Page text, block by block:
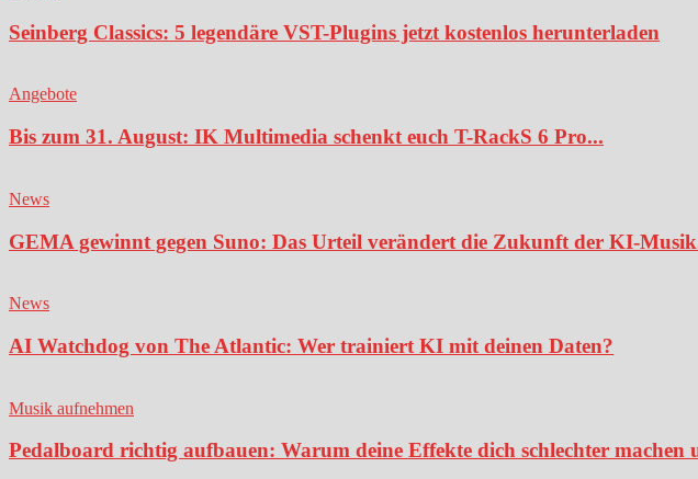
Seinberg Classics: 5 legendäre VST-Plugins jetzt kostenlos herunterladen
Angebote
Bis zum 31. August: IK Multimedia schenkt euch T-RackS 6 Pro...
News
GEMA gewinnt gegen Suno: Das Urteil verändert die Zukunft der KI-
News
AI Watchdog von The Atlantic: Wer trainiert KI mit deinen Daten?
Musik aufnehmen
Pedalboard richtig aufbauen: Warum deine Effekte dich schlechter machen